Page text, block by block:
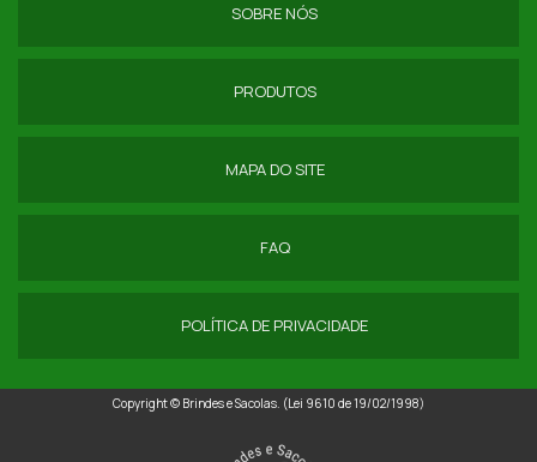
COMPRA DE SACOS LAMINADOS
EMBALAGEM PARA CARVÃO
SOBRE NÓS
PRODUTOS
MAPA DO SITE
FAQ
POLÍTICA DE PRIVACIDADE
Copyright © Brindes e Sacolas. (Lei 9610 de 19/02/1998)